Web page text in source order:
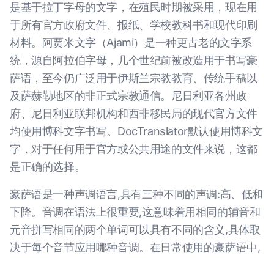
是基于拉丁字母的文字，在殖民时期被采用，现在用
于所有官方政府文件、报纸、学校教科书和现代印刷
材料。阿贾米文字（Ajami）是一种更古老的文字系
统，源自阿拉伯字母，几个世纪前被改造用于书写豪
萨语，至今仍广泛用于伊斯兰宗教教育、传统手稿以
及萨赫勒地区的非正式宗教通信。尼日利亚各州政
府、尼日利亚联邦机构和西非移民局的现代官方文件
均使用博科文字书写。DocTranslator默认使用博科文
字，对于任何用于官方或公共用途的文件来说，这都
是正确的选择。
豪萨语是一种声调语言,具有三种不同的声调:高、低和
下降。音调在语法上很重要,这意味着用相同的辅音和
元音拼写相同的两个单词可以具有不同的含义,具体取
决于每个音节应用哪种音调。在日常使用的豪萨语中,